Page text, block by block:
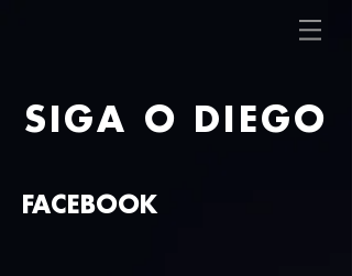
FACEBOOK
SIGA O DIEGO